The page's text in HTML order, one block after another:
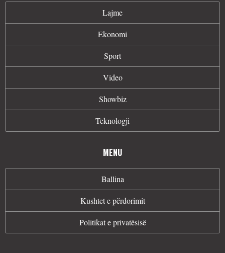
Lajme
Ekonomi
Sport
Video
Showbiz
Teknologji
MENU
Ballina
Kushtet e përdorimit
Politikat e privatësisë